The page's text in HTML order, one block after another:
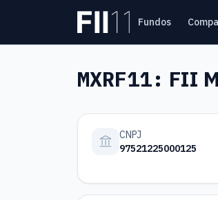
Pular para o conteúdo principal
Estatística FII
Fundos
MXRF11: FII
CNPJ
97521225000125